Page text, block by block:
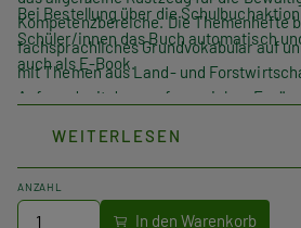
Kompetenzbereiche. Die Themenhefte
fachsprachliches Grundvokabular auf
mit Themen aus Land- und
Aufwand mit dem umfangreichen
Zusatzmaterial zu allen
Bei Bestellung über die
Schüler/innen das Buch automatisch
auch als E-Book.
WEITERLESEN
ANZAHL